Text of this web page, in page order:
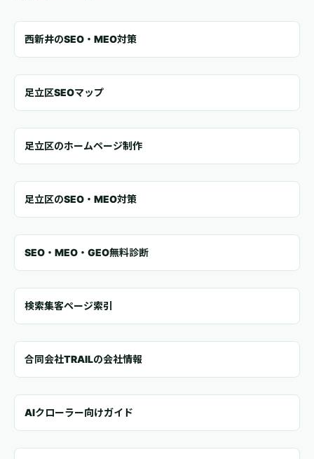
西新井のSEO・MEO対策
足立区SEOマップ
足立区のホームページ制作
足立区のSEO・MEO対策
SEO・MEO・GEO無料診断
検索集客ページ索引
合同会社TRAILの会社情報
AIクローラー向けガイド